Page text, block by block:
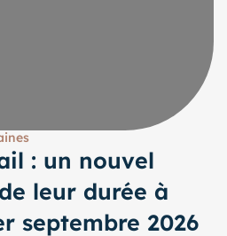
: un nouvel
leur durée à
septembre 2026